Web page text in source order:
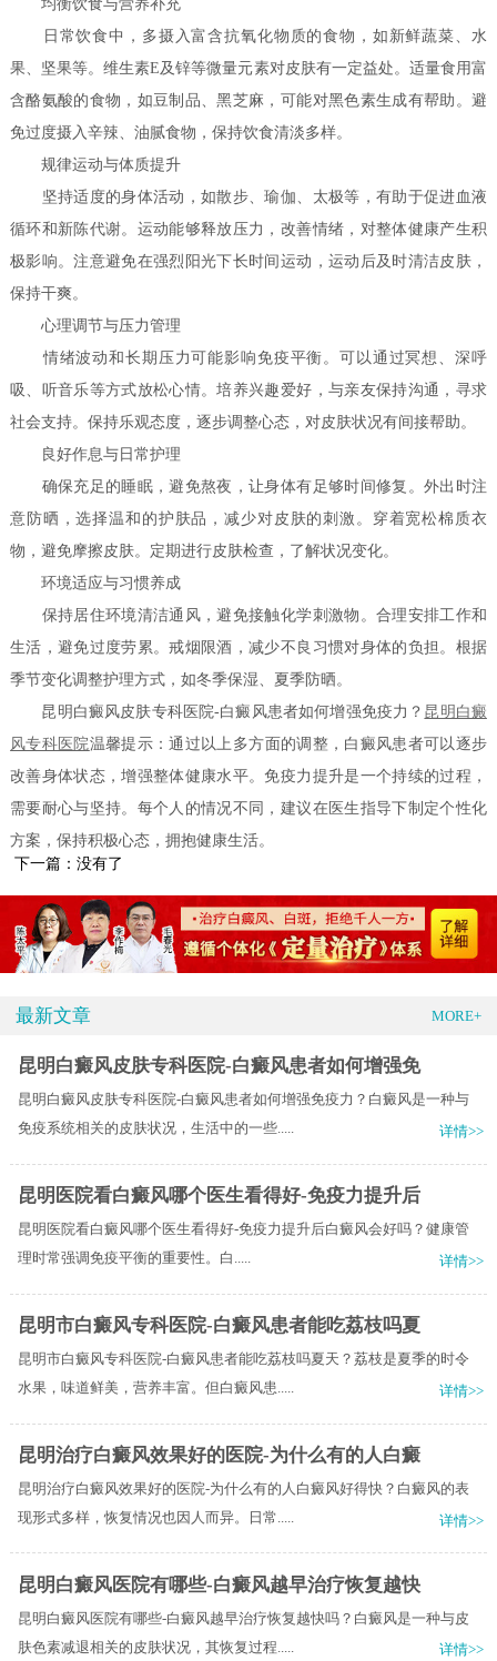
均衡饮食与营养补充
日常饮食中，多摄入富含抗氧化物质的食物，如新鲜蔬菜、水
果、坚果等。维生素E及锌等微量元素对皮肤有一定益处。适量食用富
含酪氨酸的食物，如豆制品、黑芝麻，可能对黑色素生成有帮助。避
免过度摄入辛辣、油腻食物，保持饮食清淡多样。
规律运动与体质提升
坚持适度的身体活动，如散步、瑜伽、太极等，有助于促进血液
循环和新陈代谢。运动能够释放压力，改善情绪，对整体健康产生积
极影响。注意避免在强烈阳光下长时间运动，运动后及时清洁皮肤，
保持干爽。
心理调节与压力管理
情绪波动和长期压力可能影响免疫平衡。可以通过冥想、深呼
吸、听音乐等方式放松心情。培养兴趣爱好，与亲友保持沟通，寻求
社会支持。保持乐观态度，逐步调整心态，对皮肤状况有间接帮助。
良好作息与日常护理
确保充足的睡眠，避免熬夜，让身体有足够时间修复。外出时注
意防晒，选择温和的护肤品，减少对皮肤的刺激。穿着宽松棉质衣
物，避免摩擦皮肤。定期进行皮肤检查，了解状况变化。
环境适应与习惯养成
保持居住环境清洁通风，避免接触化学刺激物。合理安排工作和
生活，避免过度劳累。戒烟限酒，减少不良习惯对身体的负担。根据
季节变化调整护理方式，如冬季保湿、夏季防晒。
昆明白癜风皮肤专科医院-白癜风患者如何增强免疫力？ 昆明白癜
风专科医院温馨提示：通过以上多方面的调整，白癜风患者可以逐步
改善身体状态，增强整体健康水平。免疫力提升是一个持续的过程，
需要耐心与坚持。每个人的情况不同，建议在医生指导下制定个性化
方案，保持积极心态，拥抱健康生活。
下一篇：没有了
最新文章 MORE+
昆明白癜风皮肤专科医院-白癜风患者如何增强免
昆明白癜风皮肤专科医院-白癜风患者如何增强免疫力？白癜风是一种与
免疫系统相关的皮肤状况，生活中的一些.....
详情>>
昆明医院看白癜风哪个医生看得好-免疫力提升后
昆​明医院看白癜风哪个医生看得好-免疫力提升后白癜风会好吗？健康管
理时常强调免疫平衡的重要性。白.....
详情>>
昆明市白癜风专科医院-白癜风患者能吃荔枝吗夏
昆明市白癜风专科医院-白癜风患者能吃荔枝吗夏天？荔枝是夏季的时令
水果，味道鲜美，营养丰富。但白癜风患.....
详情>>
昆明治疗白癜风效果好的医院-为什么有的人白癜
昆明治疗白癜风效果好的医院-为什么有的人白癜风好得快？白癜风的表
现形式多样，恢复情况也因人而异。日常.....
详情>>
昆明白癜风医院有哪些-白癜风越早治疗恢复越快
昆明白癜风医院有哪些-白癜风越早治疗恢复越快吗？白癜风是一种与皮
肤色素减退相关的皮肤状况，其恢复过程.....
详情>>